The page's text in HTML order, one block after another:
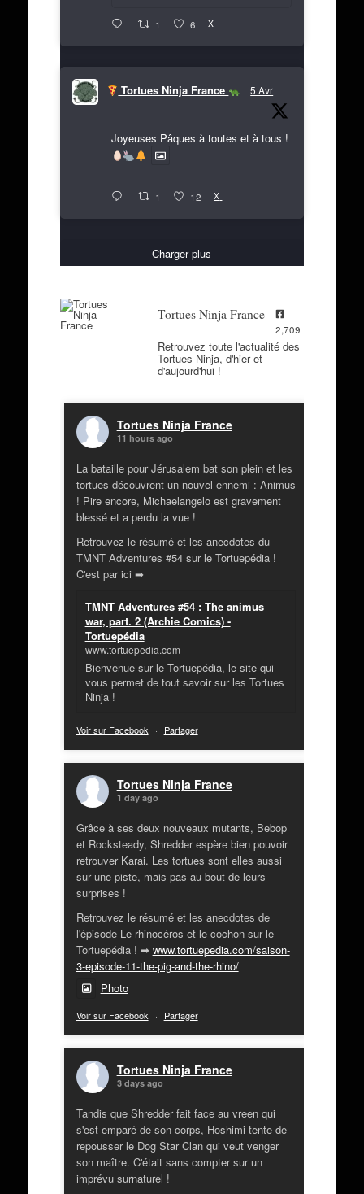
1 6 X
Tortues Ninja France 5 Avr
Joyeuses Pâques à toutes et à tous !
1 12 X
Charger plus
Tortues Ninja France
2,709
Retrouvez toute l'actualité des
Tortues Ninja, d'hier et
d'aujourd'hui !
Tortues Ninja France
11 hours ago
La bataille pour Jérusalem bat son plein et les
tortues découvrent un nouvel ennemi : Animus
! Pire encore, Michaelangelo est gravement
blessé et a perdu la vue !
Retrouvez le résumé et les anecdotes du
TMNT Adventures #54 sur le Tortuepédia !
C'est par ici ➡
TMNT Adventures #54 : The animus
war, part. 2 (Archie Comics) -
Tortuepédia
www.tortuepedia.com
Bienvenue sur le Tortuepédia, le site qui
vous permet de tout savoir sur les Tortues
Ninja !
Voir sur Facebook · Partager
Tortues Ninja France
1 day ago
Grâce à ses deux nouveaux mutants, Bebop
et Rocksteady, Shredder espère bien pouvoir
retrouver Karai. Les tortues sont elles aussi
sur une piste, mais pas au bout de leurs
surprises !
Retrouvez le résumé et les anecdotes de
l'épisode Le rhinocéros et le cochon sur le
Tortuepédia ! ➡ www.tortuepedia.com/saison-
3-episode-11-the-pig-and-the-rhino/
Photo
Voir sur Facebook · Partager
Tortues Ninja France
3 days ago
Tandis que Shredder fait face au vreen qui
s'est emparé de son corps, Hoshimi tente de
repousser le Dog Star Clan qui veut venger
son maître. C'était sans compter sur un
imprévu surnaturel !